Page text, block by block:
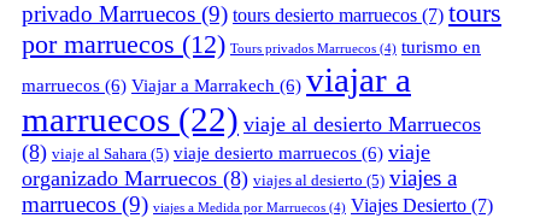
privado Marruecos (9) tours desierto marruecos (7) tours
por marruecos (12) Tours privados Marruecos (4) turismo en
marruecos (6) Viajar a Marrakech (6) viajar a
marruecos (22) viaje al desierto Marruecos
(8) viaje al Sahara (5) viaje desierto marruecos (6) viaje
organizado Marruecos (8) viajes al desierto (5) viajes a
marruecos (9) viajes a Medida por Marruecos (4) Viajes Desierto (7)